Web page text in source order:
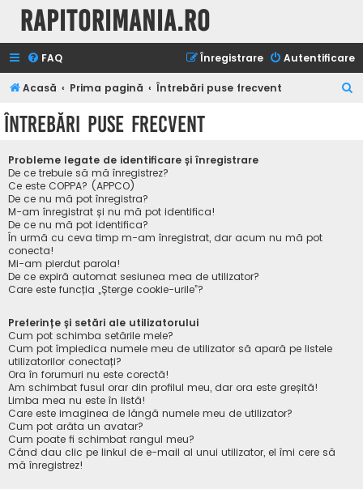
Rapitorimania.ro
FAQ Autentificare
Înregistrare
Acasă Prima pagină Întrebări puse frecvent
Întrebări puse frecvent
Probleme legate de identificare și înregistrare
De ce trebuie să mă înregistrez?
Ce este COPPA? (APPCO)
De ce nu mă pot înregistra?
M-am înregistrat și nu mă pot identifica!
De ce nu mă pot identifica?
În urmă cu ceva timp m-am înregistrat, dar acum nu mă pot
conecta!
Mi-am pierdut parola!
De ce expiră automat sesiunea mea de utilizator?
Care este funcția „Șterge cookie-urile”?
Preferințe și setări ale utilizatorului
Cum pot schimba setările mele?
Cum pot împiedica numele meu de utilizator să apară pe listele
utilizatorilor conectați?
Ora în forumuri nu este corectă!
Am schimbat fusul orar din profilul meu, dar ora este greșită!
Limba mea nu este în listă!
Care este imaginea de lângă numele meu de utilizator?
Cum pot arăta un avatar?
Cum poate fi schimbat rangul meu?
Când dau clic pe linkul de e-mail al unui utilizator, el îmi cere să
mă înregistrez!